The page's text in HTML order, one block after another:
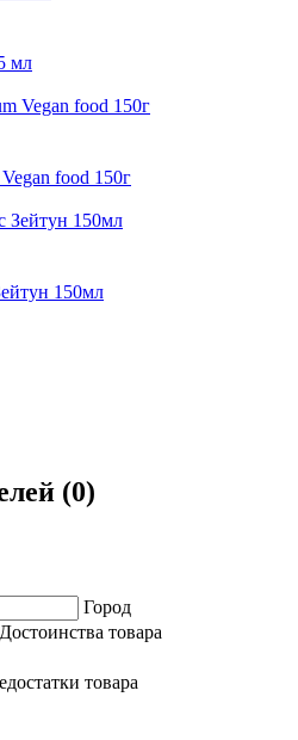
мл
food 150г
150мл
(0)
Город
Достоинства товара
товара